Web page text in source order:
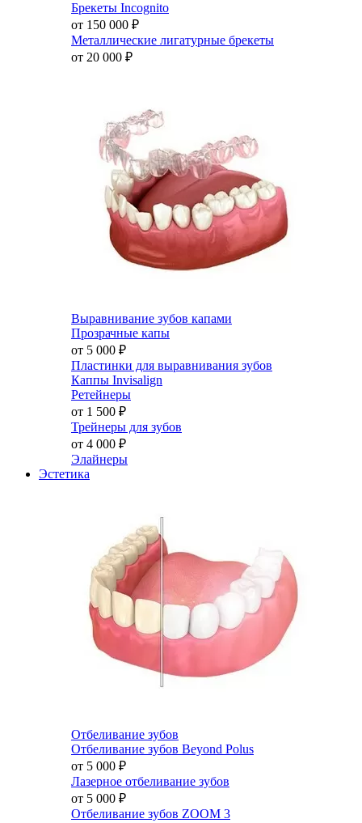
Брекеты Incognito
от 150 000 ₽
Металлические лигатурные брекеты
от 20 000 ₽
Выравнивание зубов капами
Прозрачные капы
от 5 000 ₽
Пластинки для выравнивания зубов
Каппы Invisalign
Ретейнеры
от 1 500 ₽
Трейнеры для зубов
от 4 000 ₽
Элайнеры
Эстетика
Отбеливание зубов
Отбеливание зубов Beyond Polus
от 5 000 ₽
Лазерное отбеливание зубов
от 5 000 ₽
Отбеливание зубов ZOOM 3